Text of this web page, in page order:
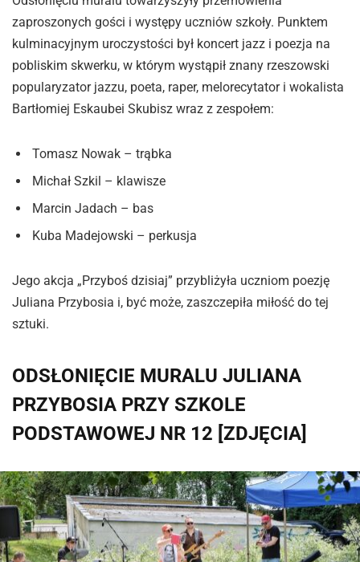
zaproszonych gości i występy uczniów szkoły. Punktem
kulminacyjnym uroczystości był koncert jazz i poezja na
pobliskim skwerku, w którym wystąpił znany rzeszowski
popularyzator jazzu, poeta, raper, melorecytator i wokalista
Bartłomiej Eskaubei Skubisz wraz z zespołem:
Tomasz Nowak – trąbka
Michał Szkil – klawisze
Marcin Jadach – bas
Kuba Madejowski – perkusja
Jego akcja „Przyboś dzisiaj” przybliżyła uczniom poezję
Juliana Przybosia i, być może, zaszczepiła miłość do tej
sztuki.
ODSŁONIĘCIE MURALU JULIANA
PRZYBOSIA PRZY SZKOLE
PODSTAWOWEJ NR 12 [ZDJĘCIA]